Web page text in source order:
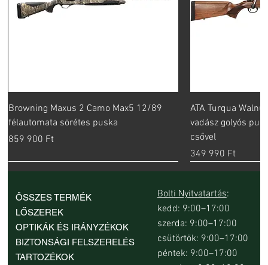
Browning Maxus 2 Camo Max5 12/89
félautomata sörétes puska
Ár
859 900 Ft
ATA Turqua
vadász golyós
csővel
Ár
349 990 Ft
ÖSSZES TERMÉK
LŐSZEREK
OPTIKÁK ÉS IRÁNYZÉKOK
BIZTONSÁGI FELSZERELÉS
TARTOZÉKOK
Bolti Nyitvatartás:
kedd: 9:00–17:00
szerda: 9:00–17:00
csütörtök: 9:00–17:00
péntek: 9:00–17:00